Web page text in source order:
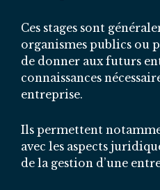
Ces stages sont
organismes publics ou
de donner aux futurs
connaissances
entreprise.
Ils permettent
avec les aspects
de la gestion d’une